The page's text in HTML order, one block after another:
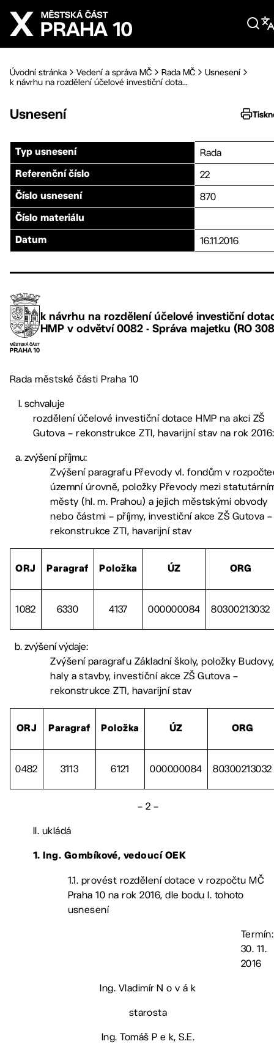
Přejít na hlavní obsah
Úvodní stránka Vedení a správa MČ Rada MČ
Usnesení
k návrhu na rozdělení účelové investiční dota...
Usnesení
Typ usnesení Rada
Referenční číslo 22
Číslo usnesení 870
Číslo materiálu
Datum 16.11.2016
k návrhu na rozdělení účelové investiční
HMP v odvětví 0082 - Správa majetku (RO
Rada městské části Praha 10
schvaluje
rozdělení účelové investiční dotace HMP na akci ZŠ
Gutova – rekonstrukce ZTI, havarijní stav na rok 2016:
zvýšení příjmu:
Zvýšení paragrafu Převody vl. fondům v
územní úrovně, položky Převody mezi
městy (hl. m. Prahou) a jejich městskými obvody
nebo částmi – příjmy, investiční akce ZŠ Gutova –
rekonstrukce ZTI, havarijní stav
ORJ Paragraf Položka ÚZ ORG
1082 6330 4137 000000084 80300213032
zvýšení výdaje:
Zvýšení paragrafu Základní školy, položky Budovy,
haly a stavby, investiční akce ZŠ Gutova –
rekonstrukce ZTI, havarijní stav
ORJ Paragraf Položka ÚZ ORG
0482 3113 6121 000000084 80300213032
– 2 –
II. ukládá
1. Ing. Gombíkové, vedoucí OEK
1.1. provést rozdělení dotace v rozpočtu MČ
Praha 10 na rok 2016, dle bodu I. tohoto
usnesení
Termín:
30. 11.
2016
Ing. Vladimír N o v á k
starosta
Ing. Tomáš P e k, S.E.